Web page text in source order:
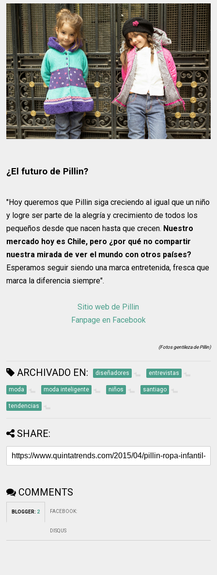
¿El futuro de Pillin?
"Hoy queremos que Pillin siga creciendo al igual que un niño
y logre ser parte de la alegría y crecimiento de todos los
pequeños desde que nacen hasta que crecen. Nuestro
mercado hoy es Chile, pero ¿por qué no compartir
nuestra mirada de ver el mundo con otros países?
Esperamos seguir siendo una marca entretenida, fresca que
marca la diferencia siempre".
Sitio web de Pillin
Fanpage en Facebook
(Fotos gentileza de Pillin)
ARCHIVADO EN: diseñadores entrevistas
moda moda inteligente niños santiago
tendencias
SHARE:
COMMENTS
BLOGGER: 2 FACEBOOK:
DISQUS